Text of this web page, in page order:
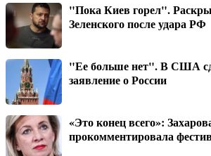
"Пока Киев горел".
Зеленского после удара РФ
"Ее больше нет". В США
заявление о России
«Это конец всего»:
прокомментировала